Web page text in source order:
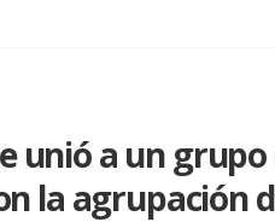
unió a un
la agrupación